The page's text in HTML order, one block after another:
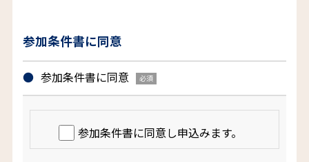
参加条件書に同意
参加条件書に同意
参加条件書に同意し申込みます。